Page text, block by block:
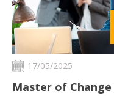
17/05/2025
Master of